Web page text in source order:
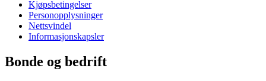
Kjøpsbetingelser
Personopplysninger
Nettsvindel
Informasjonskapsler
Bonde og bedrift